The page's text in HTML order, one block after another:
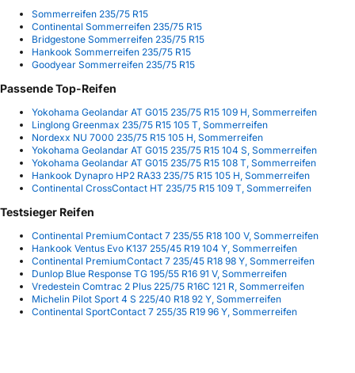
Sommerreifen 235/75 R15
Continental Sommerreifen 235/75 R15
Bridgestone Sommerreifen 235/75 R15
Hankook Sommerreifen 235/75 R15
Goodyear Sommerreifen 235/75 R15
Passende Top-Reifen
Yokohama Geolandar AT G015 235/75 R15 109 H, Sommerreifen
Linglong Greenmax 235/75 R15 105 T, Sommerreifen
Nordexx NU 7000 235/75 R15 105 H, Sommerreifen
Yokohama Geolandar AT G015 235/75 R15 104 S, Sommerreifen
Yokohama Geolandar AT G015 235/75 R15 108 T, Sommerreifen
Hankook Dynapro HP2 RA33 235/75 R15 105 H, Sommerreifen
Continental CrossContact HT 235/75 R15 109 T, Sommerreifen
Testsieger Reifen
Continental PremiumContact 7 235/55 R18 100 V, Sommerreifen
Hankook Ventus Evo K137 255/45 R19 104 Y, Sommerreifen
Continental PremiumContact 7 235/45 R18 98 Y, Sommerreifen
Dunlop Blue Response TG 195/55 R16 91 V, Sommerreifen
Vredestein Comtrac 2 Plus 225/75 R16C 121 R, Sommerreifen
Michelin Pilot Sport 4 S 225/40 R18 92 Y, Sommerreifen
Continental SportContact 7 255/35 R19 96 Y, Sommerreifen